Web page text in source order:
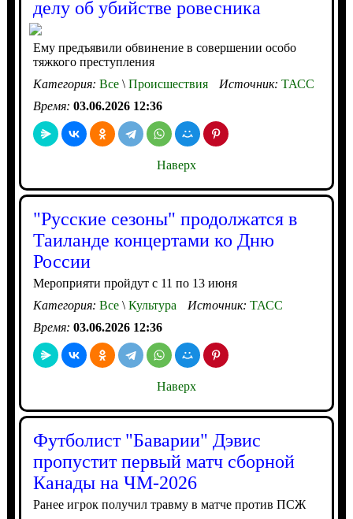
делу об убийстве ровесника
Ему предъявили обвинение в совершении особо
тяжкого преступления
Категория: Все\Происшествия Источник: ТАСС
Время: 03.06.2026 12:36
Наверх
"Русские сезоны" продолжатся в
Таиланде концертами ко Дню
России
Мероприяти пройдут с 11 по 13 июня
Категория: Все\Культура Источник: ТАСС
Время: 03.06.2026 12:36
Наверх
Футболист "Баварии" Дэвис
пропустит первый матч сборной
Канады на ЧМ-2026
Ранее игрок получил травму в матче против ПСЖ